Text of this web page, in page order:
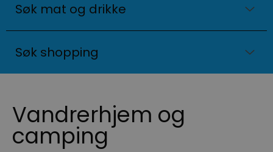
Søk mat og drikke
Søk shopping
Vandrerhjem og
camping